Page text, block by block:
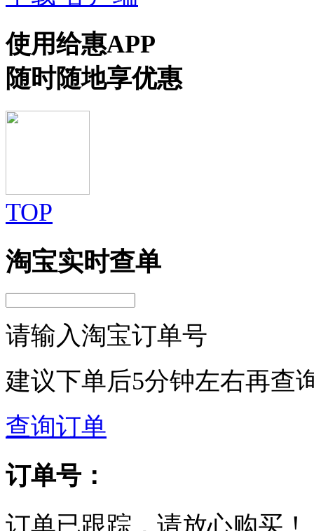
使用给惠APP
随时随地享优惠
TOP
淘宝实时查单
请输入淘宝订单号
建议下单后5分钟左右再查
查询订单
订单号：
订单已跟踪，请放心购买！